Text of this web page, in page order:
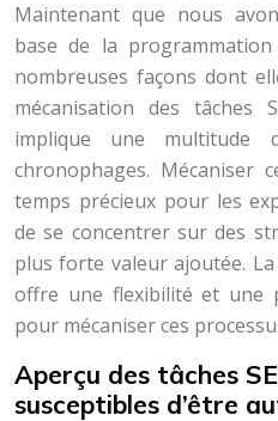
Maintenant que nous
base de la
nombreuses façons dont
mécanisation des tâches
implique une multitude
chronophages. Mécaniser
temps précieux pour les
de se concentrer sur des
plus forte valeur ajoutée.
offre une flexibilité et une
pour mécaniser ces
Aperçu des tâches
susceptibles d’être